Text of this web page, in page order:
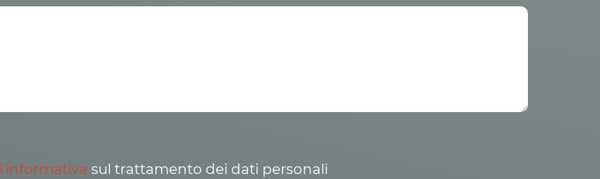
l’informativa sul trattamento dei dati personali